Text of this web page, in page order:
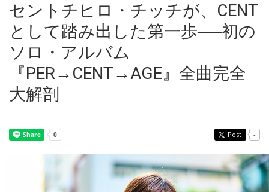
セントチヒロ・チッチが、CENT
として踏み出した第一歩──初の
ソロ・アルバム
『PER→CENT→AGE』全曲完全
大解剖
Post -